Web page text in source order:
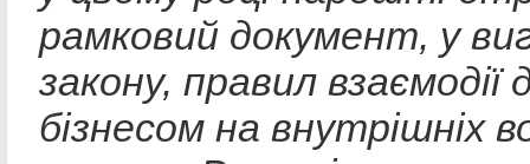
рамковий документ, у
закону, правил взаємодії
бізнесом на внутрішніх